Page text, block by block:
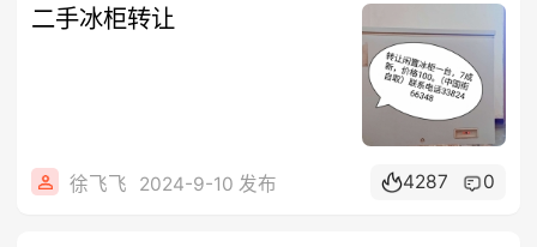
二手冰柜转让
徐飞飞 2024-9-10 发布 4287 0